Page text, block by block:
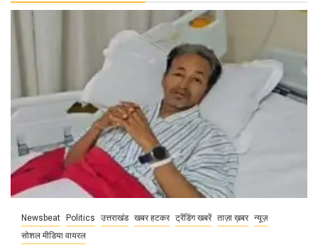
Newsbeat Politics उत्तराखंड खबर हटकर ट्रेंडिंग खबरें ताज़ा ख़बर न्यूज़
सोशल मीडिया वायरल